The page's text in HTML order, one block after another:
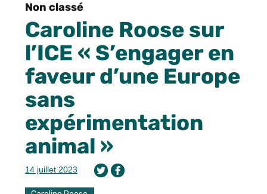
Non classé
Caroline Roose sur
l’ICE « S’engager en
faveur d’une Europe
sans
expérimentation
animal »
14 juillet 2023